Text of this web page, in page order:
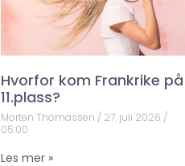
Hvorfor kom Frankrike på
11.plass?
Morten Thomassen 27. juli 2026
05:00
Les mer »